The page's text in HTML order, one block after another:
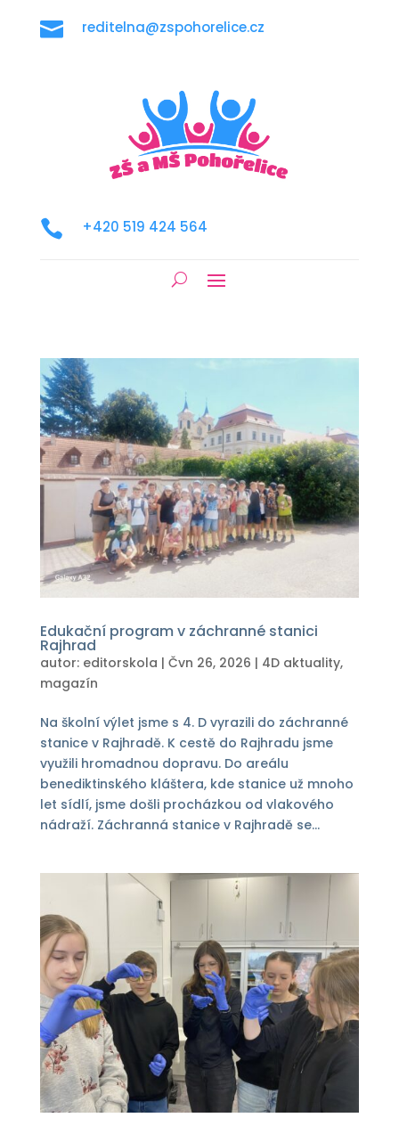
 reditelna@zspohorelice.cz
 +420 519 424 564
Edukační program v záchranné stanici
Rajhrad
autor: editorskola | Čvn 26, 2026 | 4D aktuality,
magazín
Na školní výlet jsme s 4. D vyrazili do záchranné
stanice v Rajhradě. K cestě do Rajhradu jsme
využili hromadnou dopravu. Do areálu
benediktinského kláštera, kde stanice už mnoho
let sídlí, jsme došli procházkou od vlakového
nádraží. Záchranná stanice v Rajhradě se...